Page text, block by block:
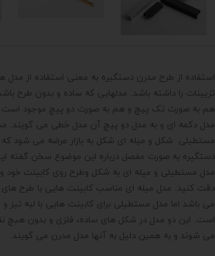
استفاده از طرح مدرن دستگیره به معنی استفاده از
تزیینات را داشته باشد. مدلهایی که ساده و بدون طرح
هم به صورت تک پیچ و هم به صورت دو پیچ موجود
مدل دکمه ای و به مدل دو پیچ آن مدل خطی می گویند.
مستطیلی شکل و میله ای شکل به بازار عرضه می شود که
دستگیره به صورت مفصل درباره این موضوع سخن گفته
مدل مستطیلی و میله ای به شکل وطرح روی کابینت خود و
دقت کنید. مدل میله ای مناسب کابینت هایی با طرح
می باشد اما مدل مستطیلی برای کابینت هایی با لبه
است. این دو مدل در شکل های ساده، فلزی و بدون هیچ
می شوند و به همین دلیل به آنها مدل مدرن می گویند.